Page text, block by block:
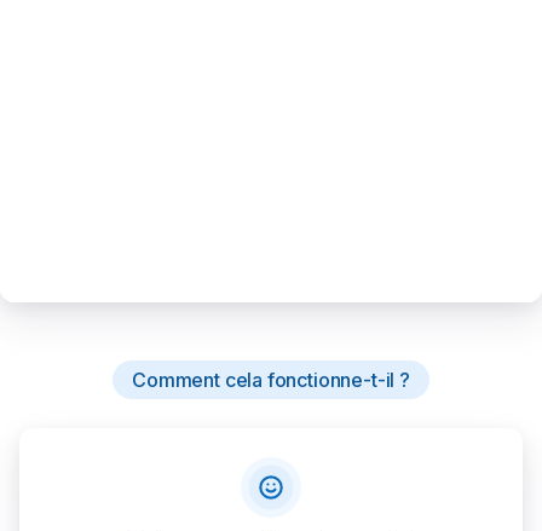
Comment cela fonctionne-t-il ?